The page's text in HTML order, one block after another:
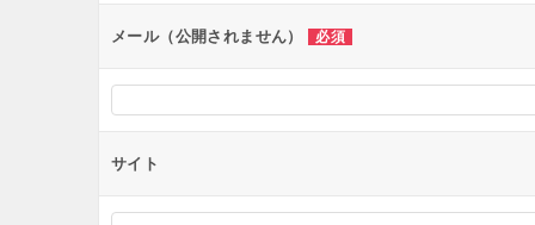
ン
メール（公開されません） 必須
サイト